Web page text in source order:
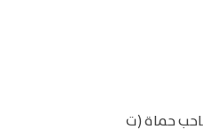
حماة (ت